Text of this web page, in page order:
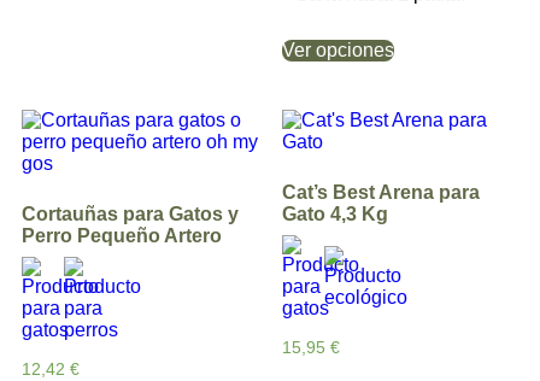
Ver opciones
Cortauñas para Gatos y
Perro Pequeño Artero
12,42 €
Cat’s Best Arena para
Gato 4,3 Kg
15,95 €